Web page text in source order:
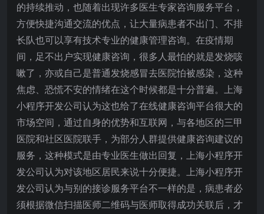
的持续推动，也随着出现许多医生专家咨询服务平台，
方便快捷沟通交流的优点，让大量病患者不出门、不排
长队也可以享有技术专业的健康管理咨询。在疫情期
间，足不出户实现健康咨询，很多人最怕的就是发烧咳
嗽了，亦或自己是普通发烧感冒去医院怕被感染，这种
焦虑、恐慌不安的情绪在这个时候都是十分普遍。上海
小程序开发公司认为这也给了在线健康咨询平台很大的
市场空间，通过自身的优势和互联网，与各地区的三甲
医院和社区医院联手，为部分人群提供健康咨询建议的
服务，这种模式是由专业医生做出回复，上海小程序开
发公司认为对该地区居民来说十分便捷。上海小程序开
发公司认为与别的接诊服务平台不一样的是，病患者必
须根据微信扫描医师二维码与医师取得成功关联后，才